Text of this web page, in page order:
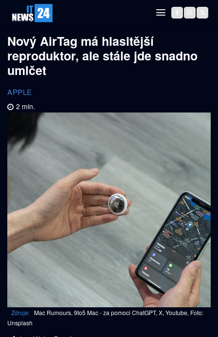
Nový AirTag má hlasitější
reproduktor, ale stále jde snadno
umlčet
APPLE
2 min.
Zdroje: Mac Rumours, 9to5 Mac - za pomoci ChatGPT, X, Youtube, Foto:
Unsplash